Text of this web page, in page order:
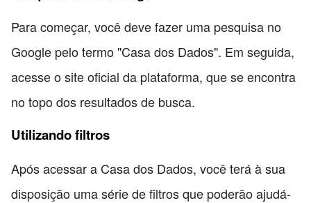
Para começar, você deve fazer uma pesquisa no
Google pelo termo "Casa dos Dados". Em seguida,
acesse o site oficial da plataforma, que se encontra
no topo dos resultados de busca.
Utilizando filtros
Após acessar a Casa dos Dados, você terá à sua
disposição uma série de filtros que poderão ajudá-